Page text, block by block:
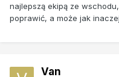
najlepszą ekipą ze
poprawić, a może jak
Van